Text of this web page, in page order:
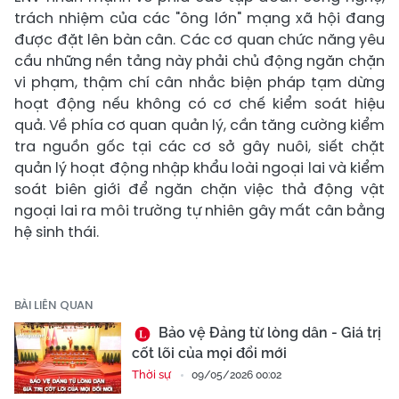
trách nhiệm của các "ông lớn" mạng xã hội đang
được đặt lên bàn cân. Các cơ quan chức năng yêu
cầu những nền tảng này phải chủ động ngăn chặn
vi phạm, thậm chí cân nhắc biện pháp tạm dừng
hoạt động nếu không có cơ chế kiểm soát hiệu
quả. Về phía cơ quan quản lý, cần tăng cường kiểm
tra nguồn gốc tại các cơ sở gây nuôi, siết chặt
quản lý hoạt động nhập khẩu loài ngoại lai và kiểm
soát biên giới để ngăn chặn việc thả động vật
ngoại lai ra môi trường tự nhiên gây mất cân bằng
hệ sinh thái.
BÀI LIÊN QUAN
Bảo vệ Đảng từ lòng dân - Giá trị
cốt lõi của mọi đổi mới
Thời sự 09/05/2026 00:02